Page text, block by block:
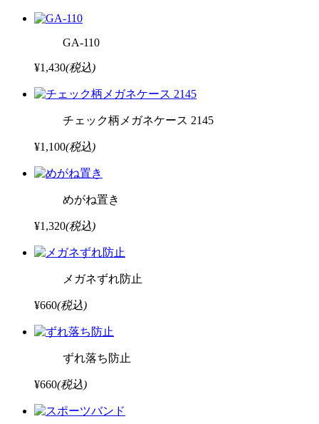
GA-110
¥1,430(税込)
チェック柄メガネケース 2145
¥1,100(税込)
めがね置き
¥1,320(税込)
メガネずれ防止
¥660(税込)
ずれ落ち防止
¥660(税込)